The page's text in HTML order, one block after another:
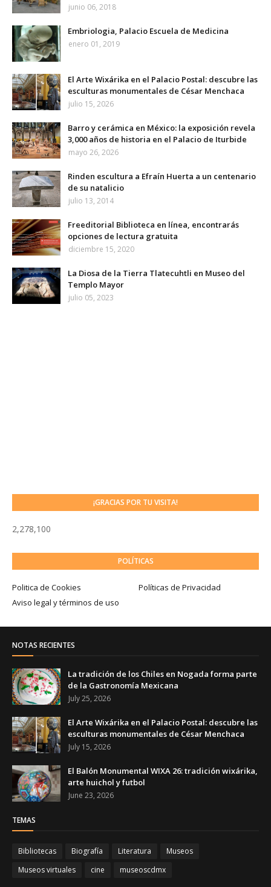
junio 06, 2018
Embriologia, Palacio Escuela de Medicina
enero 01, 2019
El Arte Wixárika en el Palacio Postal: descubre las
esculturas monumentales de César Menchaca
julio 15, 2026
Barro y cerámica en México: la exposición revela
3,000 años de historia en el Palacio de Iturbide
mayo 26, 2026
Rinden escultura a Efraín Huerta a un centenario
de su natalicio
julio 13, 2014
Freeditorial Biblioteca en línea, encontrarás
opciones de lectura gratuita
diciembre 15, 2020
La Diosa de la Tierra Tlatecuhtli en Museo del
Templo Mayor
julio 05, 2023
¡GRACIAS POR TU VISITA!
2,278,100
POLÍTICAS
Politica de Cookies
Políticas de Privacidad
Aviso legal y términos de uso
NOTAS RECIENTES
La tradición de los Chiles en Nogada forma parte
de la Gastronomía Mexicana
July 25, 2026
El Arte Wixárika en el Palacio Postal: descubre las
esculturas monumentales de César Menchaca
July 15, 2026
El Balón Monumental WIXA 26: tradición wixárika,
arte huichol y futbol
June 23, 2026
TEMAS
Bibliotecas Biografía Literatura
Museos
Museos virtuales
cine museoscdmx